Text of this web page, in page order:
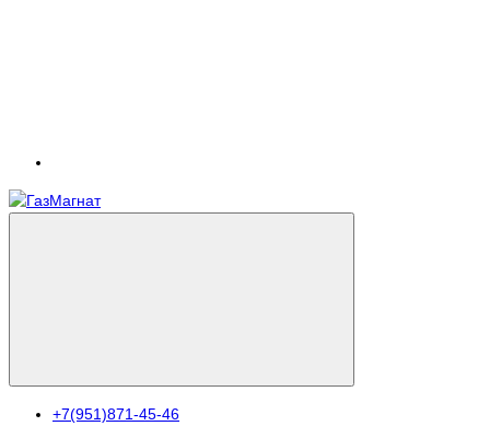
+7(951)871-45-46